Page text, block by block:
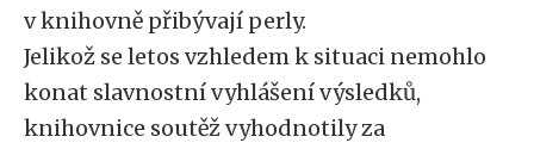
v knihovně přibývají perly.
Jelikož se letos vzhledem k situaci nemohlo
konat slavnostní vyhlášení výsledků,
knihovnice soutěž vyhodnotily za